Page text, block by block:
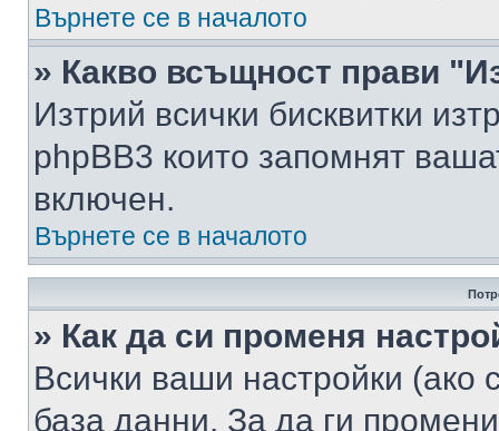
Върнете се в началото
» Какво всъщност прави
Изтрий всички бисквитки
phpBB3 които запомнят
включен.
Върнете се в началото
» Как да си променя
Всички ваши настройки (ако
база данни. За да ги